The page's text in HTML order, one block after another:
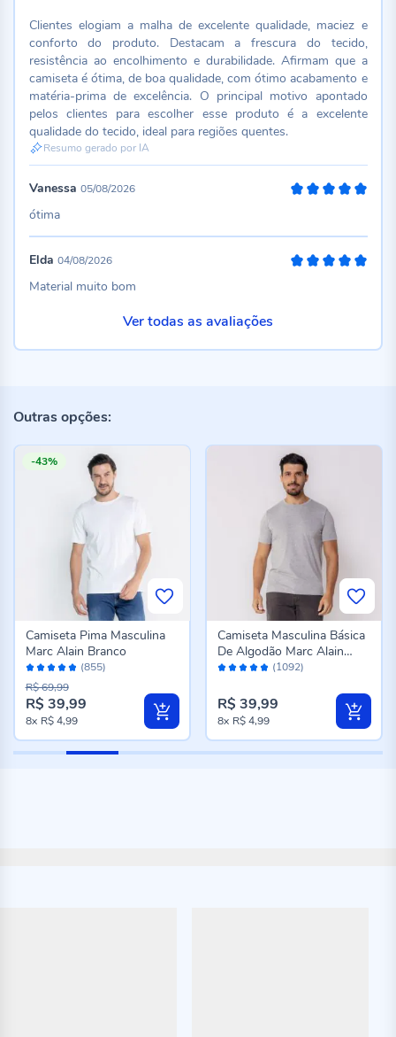
Clientes elogiam a malha de excelente qualidade, maciez e
conforto do produto. Destacam a frescura do tecido,
resistência ao encolhimento e durabilidade. Afirmam que a
camiseta é ótima, de boa qualidade, com ótimo acabamento e
matéria-prima de excelência. O principal motivo apontado
pelos clientes para escolher esse produto é a excelente
qualidade do tecido, ideal para regiões quentes.
Resumo gerado por IA
Vanessa 05/08/2026
ótima
Elda 04/08/2026
Material muito bom
Ver todas as avaliações
Outras opções:
-43%
Avaliação:
96%
(855)
Camiseta Pima Masculina
Marc Alain Branco
R$ 39,99
R$ 69,99
8x R$ 4,99
Avaliação: (1092)
Camiseta Masculina Básica
De Algodão Marc Alain
Mescla
R$ 39,99
8x R$ 4,99